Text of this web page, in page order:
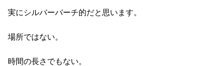
実にシルバーバーチ的だと思います。
場所ではない。
時間の長さでもない。